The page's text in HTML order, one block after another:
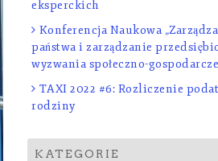
eksperckich
Konferencja Naukowa
państwa i zarządzanie
wyzwania społeczno-
TAXI 2022 #6: Rozliczenie
rodziny
KATEGORIE